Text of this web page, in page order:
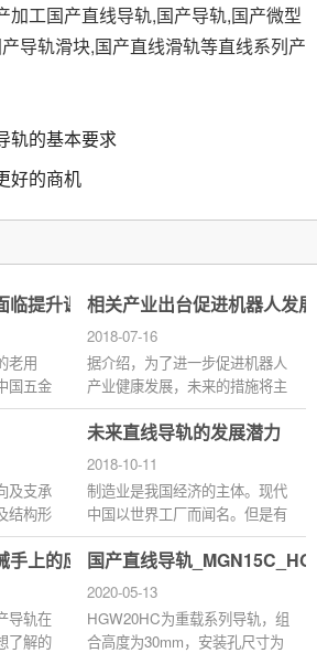
加工国产直线导轨,国产导轨,国产微型
导轨滑块,国产直线滑轨等直线系列产
轨的基本要求
好的商机
临提升课题 急需解决
老用
国五金
提高了
始时
着...
相关产业出台促进机器人发
2018-07-16
据介绍，为了进一步促进机器人
产业健康发展，未来的措施将主
要聚焦两大关键点。首先是推进
机器人产业迈向中高端。为此，
工信部将率先进一步整合产...
及支承
结构形
承载能
数控机
...
未来直线导轨的发展潜力
2018-10-11
制造业是我国经济的主体。现代
中国以世界工厂而闻名。但是有
这么多的问题，这给人的印象
是，中国商品是好的和坏的在一
起。为了改变这种状况，提高...
手上的应用
导轨在
了解的
国产直线导轨
2020-05-13
HGW20HC为重载系列导轨，组
合高度为30mm，安装孔尺寸为